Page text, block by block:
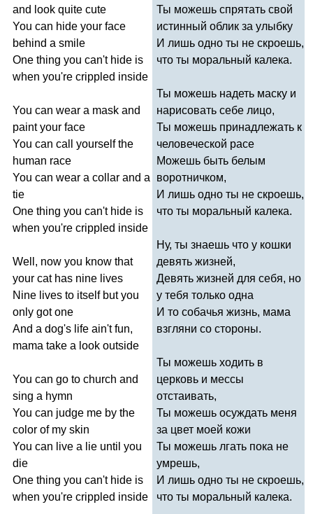
and look quite cute
You can hide your face
behind a smile
One thing you can't hide is
when you're crippled inside
You can wear a mask and
paint your face
You can call yourself the
human race
You can wear a collar and a
tie
One thing you can't hide is
when you're crippled inside
Well , now you know that
your cat has nine lives
Nine lives to itself but you
only got one
And a dog's life ain't fun,
mama take a look outside
You can go to church and
sing a hymn
You can judge me by the
color of my skin
You can live a lie until you
die
One thing you can't hide is
when you're crippled inside
Ты можешь спрятать свой
истинный облик за улыбку
И лишь одно ты не скроешь,
что ты моральный калека.
Ты можешь надеть маску и
нарисовать себе лицо,
Ты можешь принадлежать к
человеческой расе
Можешь быть белым
воротничком,
И лишь одно ты не скроешь,
что ты моральный калека.
Ну, ты знаешь что у кошки
девять жизней,
Девять жизней для себя, но
у тебя только одна
И то собачья жизнь, мама
взгляни со стороны.
Ты можешь ходить в
церковь и мессы
отстаивать,
Ты можешь осуждать меня
за цвет моей кожи
Ты можешь лгать пока не
умрешь,
И лишь одно ты не скроешь,
что ты моральный калека.